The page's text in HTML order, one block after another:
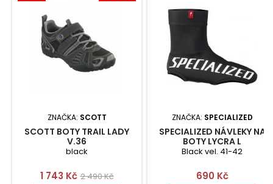
ZNAČKA: SCOTT
SCOTT BOTY TRAIL LADY
V.36
black
Cena
1 743 Kč Běžná
2 490 Kč
ZNAČKA: SPECIALIZED
SPECIALIZED NÁVLEKY NA
BOTY LYCRA L
Black vel. 41-42
Cena
690 Kč